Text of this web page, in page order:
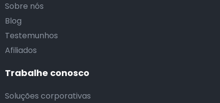
Sobre nós
Blog
Testemunhos
Afiliados
Trabalhe conosco
Soluções corporativas